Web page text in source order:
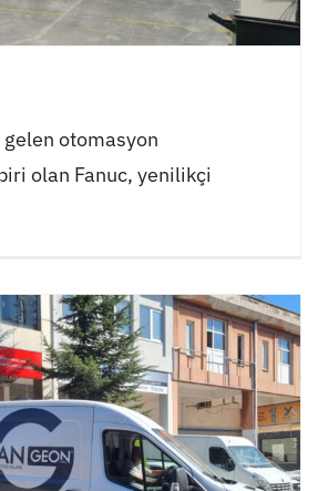
gelen otomasyon
olan Fanuc, yenilikçi